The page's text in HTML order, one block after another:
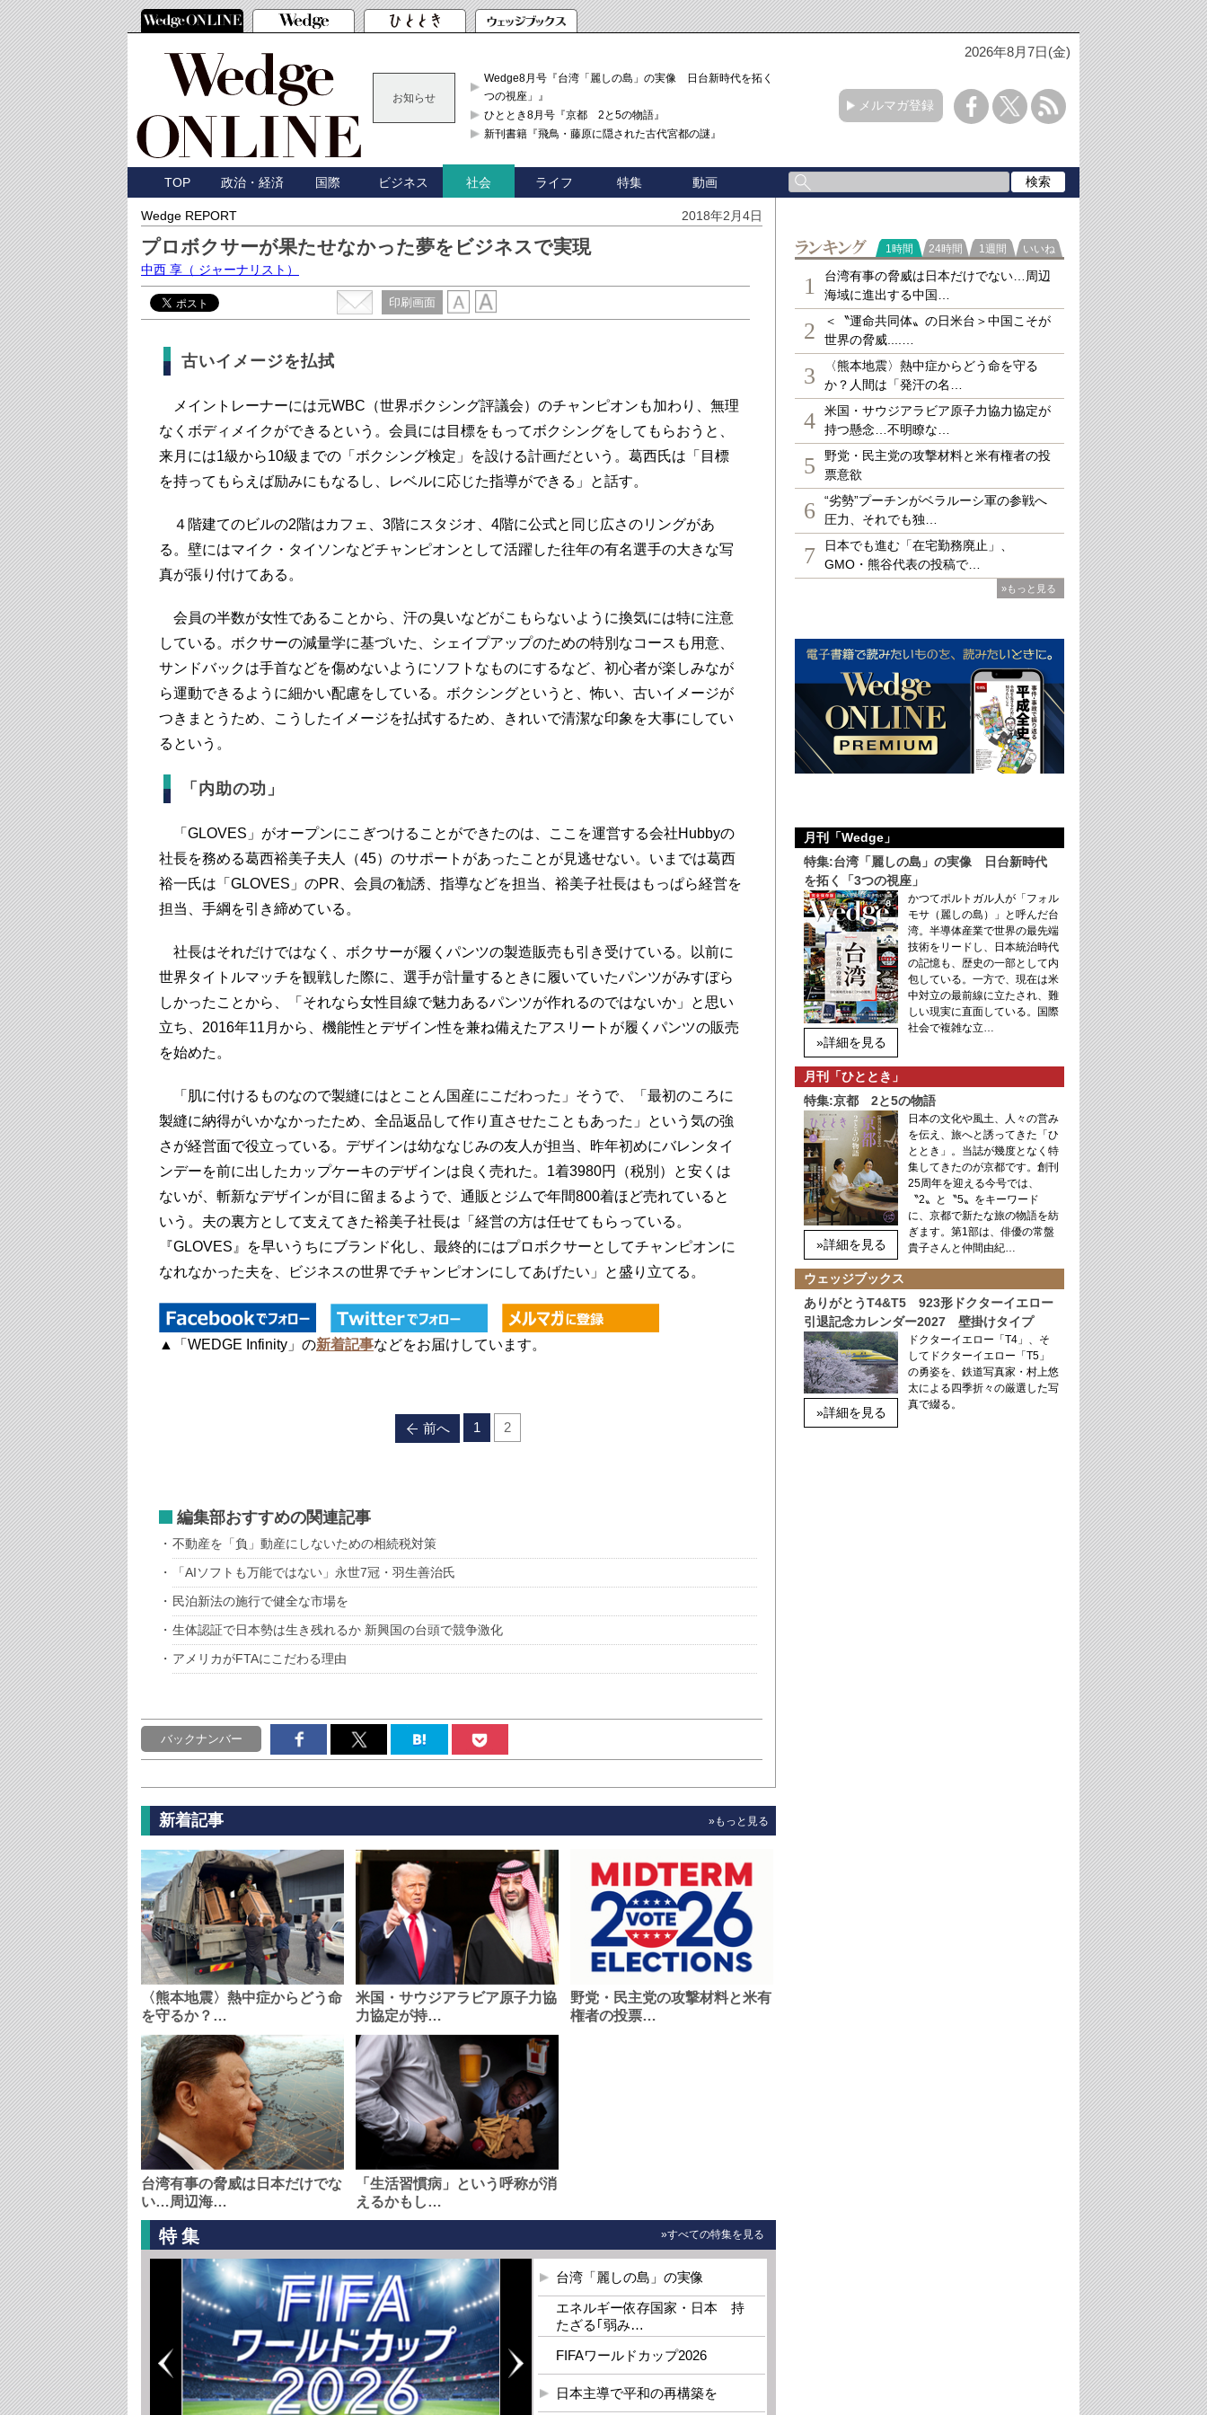
2026年8月7日(金)
お知らせ
Wedge8月号『台湾「麗しの島」の実像 日台新時代を拓く「3
つの視座」』
ひととき8月号『京都 2と5の物語』
新刊書籍『飛鳥・藤原に隠された古代宮都の謎』
メルマガ登録
TOP 政治・経済 国際 ビジネス 社会 ライフ 特集 動画
Wedge REPORT 2018年2月4日
プロボクサーが果たせなかった夢をビジネスで実現
中西 享 （ ジャーナリスト）
印刷画面
古いイメージを払拭
メイントレーナーには元WBC（世界ボクシング評議会）のチャンピオンも加わり、無理
なくボディメイクができるという。会員には目標をもってボクシングをしてもらおうと、
来月には1級から10級までの「ボクシング検定」を設ける計画だという。葛西氏は「目標
を持ってもらえば励みにもなるし、レベルに応じた指導ができる」と話す。
４階建てのビルの2階はカフェ、3階にスタジオ、4階に公式と同じ広さのリングがあ
る。壁にはマイク・タイソンなどチャンピオンとして活躍した往年の有名選手の大きな写
真が張り付けてある。
会員の半数が女性であることから、汗の臭いなどがこもらないように換気には特に注意
している。ボクサーの減量学に基づいた、シェイプアップのための特別なコースも用意、
サンドバックは手首などを傷めないようにソフトなものにするなど、初心者が楽しみなが
ら運動できるように細かい配慮をしている。ボクシングというと、怖い、古いイメージが
つきまとうため、こうしたイメージを払拭するため、きれいで清潔な印象を大事にしてい
るという。
「内助の功」
「GLOVES」がオープンにこぎつけることができたのは、ここを運営する会社Hubbyの
社長を務める葛西裕美子夫人（45）のサポートがあったことが見逃せない。いまでは葛西
裕一氏は「GLOVES」のPR、会員の勧誘、指導などを担当、裕美子社長はもっぱら経営を
担当、手綱を引き締めている。
社長はそれだけではなく、ボクサーが履くパンツの製造販売も引き受けている。以前に
世界タイトルマッチを観戦した際に、選手が計量するときに履いていたパンツがみすぼら
しかったことから、「それなら女性目線で魅力あるパンツが作れるのではないか」と思い
立ち、2016年11月から、機能性とデザイン性を兼ね備えたアスリートが履くパンツの販売
を始めた。
「肌に付けるものなので製縫にはとことん国産にこだわった」そうで、「最初のころに
製縫に納得がいかなかったため、全品返品して作り直させたこともあった」という気の強
さが経営面で役立っている。デザインは幼ななじみの友人が担当、昨年初めにバレンタイ
ンデーを前に出したカップケーキのデザインは良く売れた。1着3980円（税別）と安くは
ないが、斬新なデザインが目に留まるようで、通販とジムで年間800着ほど売れていると
いう。夫の裏方として支えてきた裕美子社長は「経営の方は任せてもらっている。
『GLOVES』を早いうちにブランド化し、最終的にはプロボクサーとしてチャンピオンに
なれなかった夫を、ビジネスの世界でチャンピオンにしてあげたい」と盛り立てる。
▲「WEDGE Infinity」の新着記事などをお届けしています。
前へ 1 2
編集部おすすめの関連記事
不動産を「負」動産にしないための相続税対策
「AIソフトも万能ではない」永世7冠・羽生善治氏
民泊新法の施行で健全な市場を
生体認証で日本勢は生き残れるか 新興国の台頭で競争激化
アメリカがFTAにこだわる理由
バックナンバー
新着記事 »もっと見る
〈熊本地震〉熱中症からどう命
を守るか？…
米国・サウジアラビア原子力協
力協定が持…
野党・民主党の攻撃材料と米有
権者の投票…
台湾有事の脅威は日本だけでな
い…周辺海…
「生活習慣病」という呼称が消
えるかもし…
特集 »すべての特集を見る
台湾「麗しの島」の実像
エネルギー依存国家・日本 持
たざる｢弱み…
FIFAワールドカップ2026
日本主導で平和の再構築を
ランキング
1時間 24時間 1週間 いいね
1
台湾有事の脅威は日本だけでない…周辺
海域に進出する中国…
2
＜〝運命共同体〟の日米台＞中国こそが
世界の脅威....…
3
〈熊本地震〉熱中症からどう命を守る
か？人間は「発汗の名…
4
米国・サウジアラビア原子力協力協定が
持つ懸念…不明瞭な…
5
野党・民主党の攻撃材料と米有権者の投
票意欲
6
“劣勢”プーチンがベラルーシ軍の参戦へ
圧力、それでも独…
7
日本でも進む「在宅勤務廃止」、
GMO・熊谷代表の投稿で…
»もっと見る
月刊「Wedge」
特集:台湾「麗しの島」の実像 日台新時代
を拓く「3つの視座」
»詳細を見る
かつてポルトガル人が「フォル
モサ（麗しの島）」と呼んだ台
湾。半導体産業で世界の最先端
技術をリードし、日本統治時代
の記憶も、歴史の一部として内
包している。一方で、現在は米
中対立の最前線に立たされ、難
しい現実に直面している。国際
社会で複雑な立…
月刊「ひととき」
特集:京都 2と5の物語
»詳細を見る
日本の文化や風土、人々の営み
を伝え、旅へと誘ってきた「ひ
ととき」。当誌が幾度となく特
集してきたのが京都です。創刊
25周年を迎える今号では、
〝2〟と〝5〟をキーワード
に、京都で新たな旅の物語を紡
ぎます。第1部は、俳優の常盤
貴子さんと仲間由紀…
ウェッジブックス
ありがとうT4&T5 923形ドクターイエロー
引退記念カレンダー2027 壁掛けタイプ
»詳細を見る
ドクターイエロー「T4」、そ
してドクターイエロー「T5」
の勇姿を、鉄道写真家・村上悠
太による四季折々の厳選した写
真で綴る。